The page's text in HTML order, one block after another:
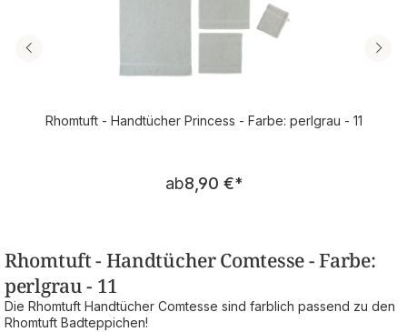
Rhomtuft - Handtücher Princess - Farbe: perlgrau - 11
Regulärer Preis:
ab8,90 €*
Rhomtuft - Handtücher Comtesse - Farbe:
perlgrau - 11
Die Rhomtuft Handtücher Comtesse sind farblich passend zu den
Rhomtuft Badteppichen!